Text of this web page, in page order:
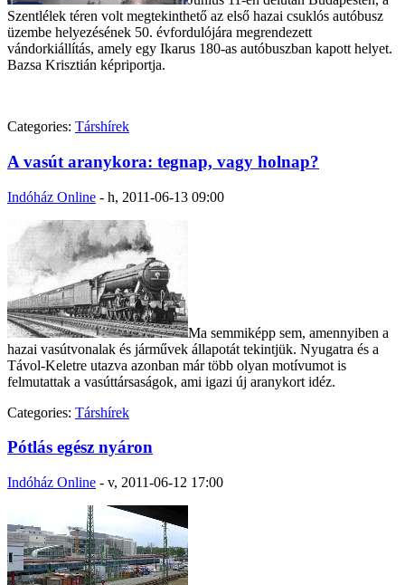
Szentlélek téren volt megtekinthető az első hazai csuklós autóbusz
üzembe helyezésének 50. évfordulójára megrendezett
vándorkiállítás, amely egy Ikarus 180-as autóbuszban kapott helyet.
Bazsa Krisztián képriportja.
Categories: Társhírek
A vasút aranykora: tegnap, vagy holnap?
Indóház Online - h, 2011-06-13 09:00
Ma semmiképp sem, amennyiben a
hazai vasútvonalak és járművek állapotát tekintjük. Nyugatra és a
Távol-Keletre utazva azonban már több olyan motívumot is
felmutattak a vasúttársaságok, ami igazi új aranykort idéz.
Categories: Társhírek
Pótlás egész nyáron
Indóház Online - v, 2011-06-12 17:00